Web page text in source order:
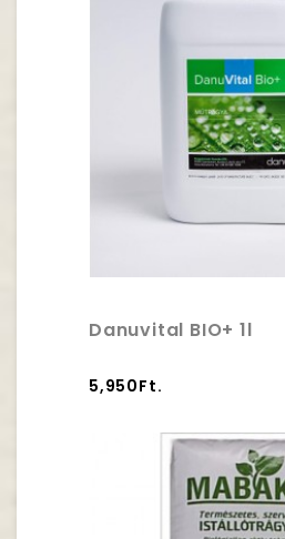
Danuvital BIO+ 1l
5,950Ft.